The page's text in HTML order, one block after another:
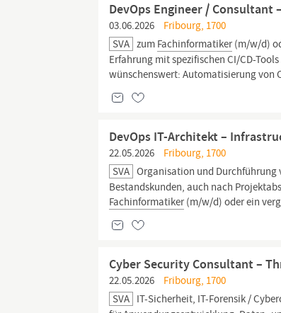
DevOps Engineer / Consultant
03.06.2026
Fribourg, 1700
SVA zum Fachinformatiker(m/w/d)
Erfahrung mit spezifischen CI/CD-
wünschenswert: Automatisierung
DevOps IT-Architekt –
22.05.2026
Fribourg, 1700
SVA Organisation und Durchführung
Bestandskunden, auch nach
Fachinformatiker(m/w/d) oder ein
Cyber Security Consultant –
22.05.2026
Fribourg, 1700
SVA IT-Sicherheit, IT-Forensik /